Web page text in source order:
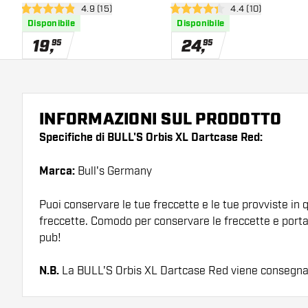
apri pannello recensioni
4.9 stelle di valutazione
4.9 (15)
Disponibile
19,95
apri pannello
4.4 stelle di valutazione
4.4 (10)
Disponibile
24,95
INFORMAZIONI SUL PRODOTTO
Specifiche di BULL'S Orbis XL Dartcase Red:
Marca: Bull's Germany
Puoi conservare le tue freccette e le tue provviste in
freccette. Comodo per conservare le freccette e
pub!
N.B. La BULL'S Orbis XL Dartcase Red viene